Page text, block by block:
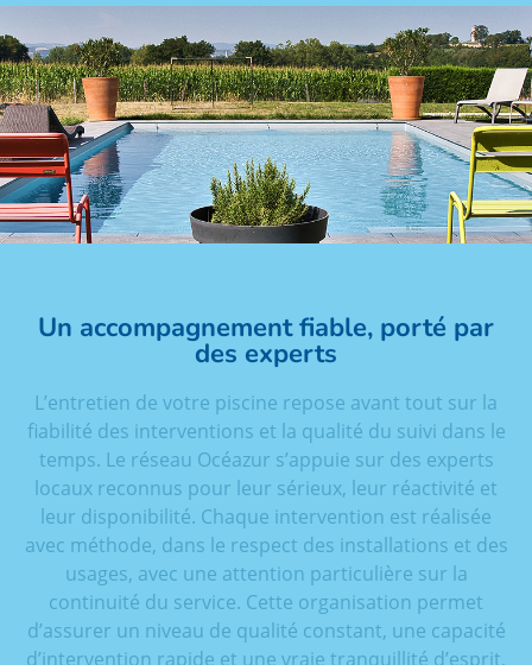
Un accompagnement fiable, porté par
des experts
L’entretien de votre piscine repose avant tout sur la
fiabilité des interventions et la qualité du suivi dans le
temps. Le réseau Océazur s’appuie sur des experts
locaux reconnus pour leur sérieux, leur réactivité et
leur disponibilité. Chaque intervention est réalisée
avec méthode, dans le respect des installations et des
usages, avec une attention particulière sur la
continuité du service. Cette organisation permet
d’assurer un niveau de qualité constant, une capacité
d’intervention rapide et une vraie tranquillité d’esprit,